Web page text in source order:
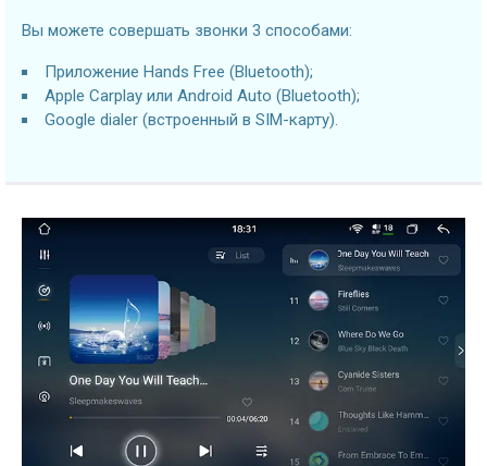
Вы можете совершать звонки 3 способами:
Приложение Hands Free (Bluetooth);
Apple Carplay или Android Auto (Bluetooth);
Google dialer (встроенный в SIM-карту).